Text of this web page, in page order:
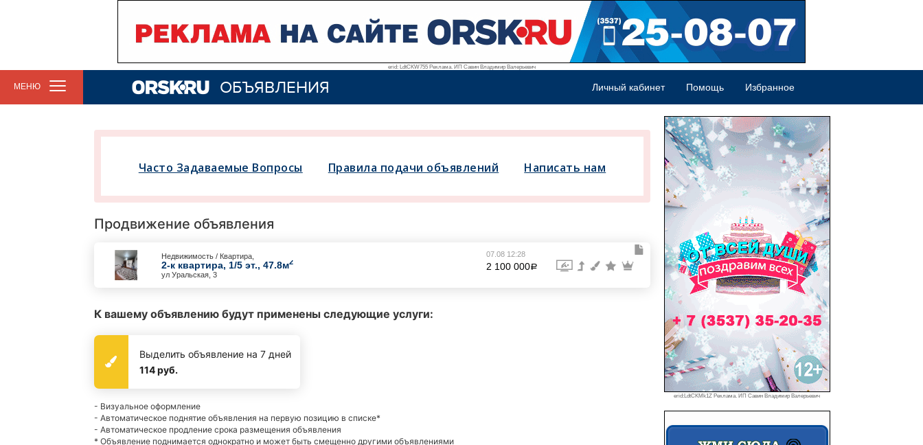
erid: LdtCKW755 Реклама. ИП Савин Владимир Валерьевич
МЕНЮ ОБЪЯВЛЕНИЯ Личный кабинет Помощь Избранное
erid:LdtCKMk1Z Реклама. ИП Савин Владимир Валерьевич
Часто Задаваемые Вопросы Правила подачи объявлений Написать нам
Продвижение объявления
Недвижимость / Квартира,
2-к квартира, 1/5 эт., 47.8м2
ул Уральская, 3
07.08 12:28
2 100 000a
К вашему объявлению будут применены следующие услуги:
Выделить объявление на 7 дней
114 руб.
- Визуальное оформление
- Автоматическое поднятие объявления на первую позицию в списке*
- Автоматическое продление срока размещения объявления
* Объявление поднимается однократно и может быть смещенно другими объявлениями